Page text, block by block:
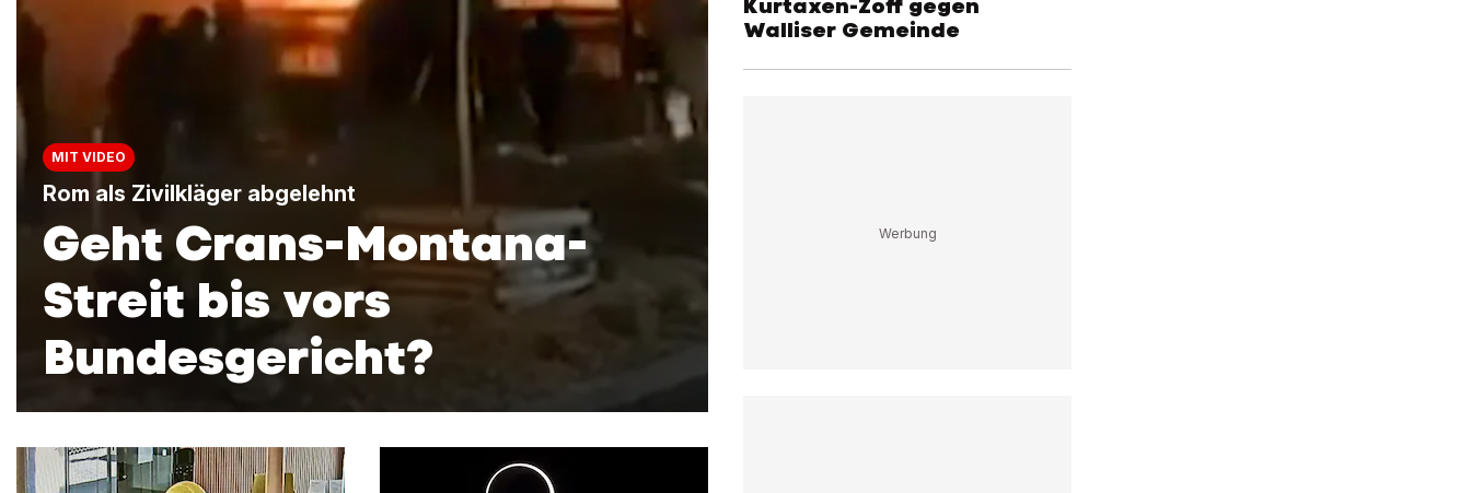
MIT VIDEO
Rom als Zivilkläger abgelehnt
Geht Crans-Montana-
Streit bis vors
Bundesgericht?
Kurtaxen-Zoff gegen
Walliser Gemeinde